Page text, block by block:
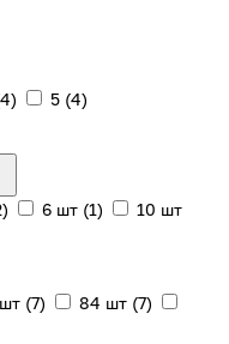
5 (4)
6 шт (1)
10 шт
(7) 84 шт (7)